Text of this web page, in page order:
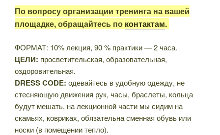
По вопросу организации тренинга на вашей
площадке, обращайтесь по контактам.
ФОРМАТ: 10% лекция, 90 % практики — 2 часа.
ЦЕЛИ: просветительская, образовательная,
оздоровительная.
DRESS CODE: одевайтесь в удобную одежду, не
стесняющую движения рук, часы, браслеты, кольца
будут мешать, на лекционной части мы сидим на
скамьях, ковриках, обязательна сменная обувь или
носки (в помещении тепло).